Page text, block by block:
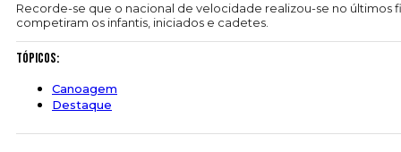
Recorde-se que o nacional de velocidade realizou-se no
competiram os infantis, iniciados e cadetes.
Tópicos:
Canoagem
Destaque